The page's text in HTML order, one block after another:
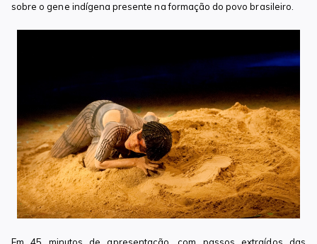
sobre o gene indígena presente na formação do povo brasileiro.